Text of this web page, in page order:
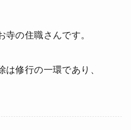
寺の住職さんです。
は修行の一環であり、